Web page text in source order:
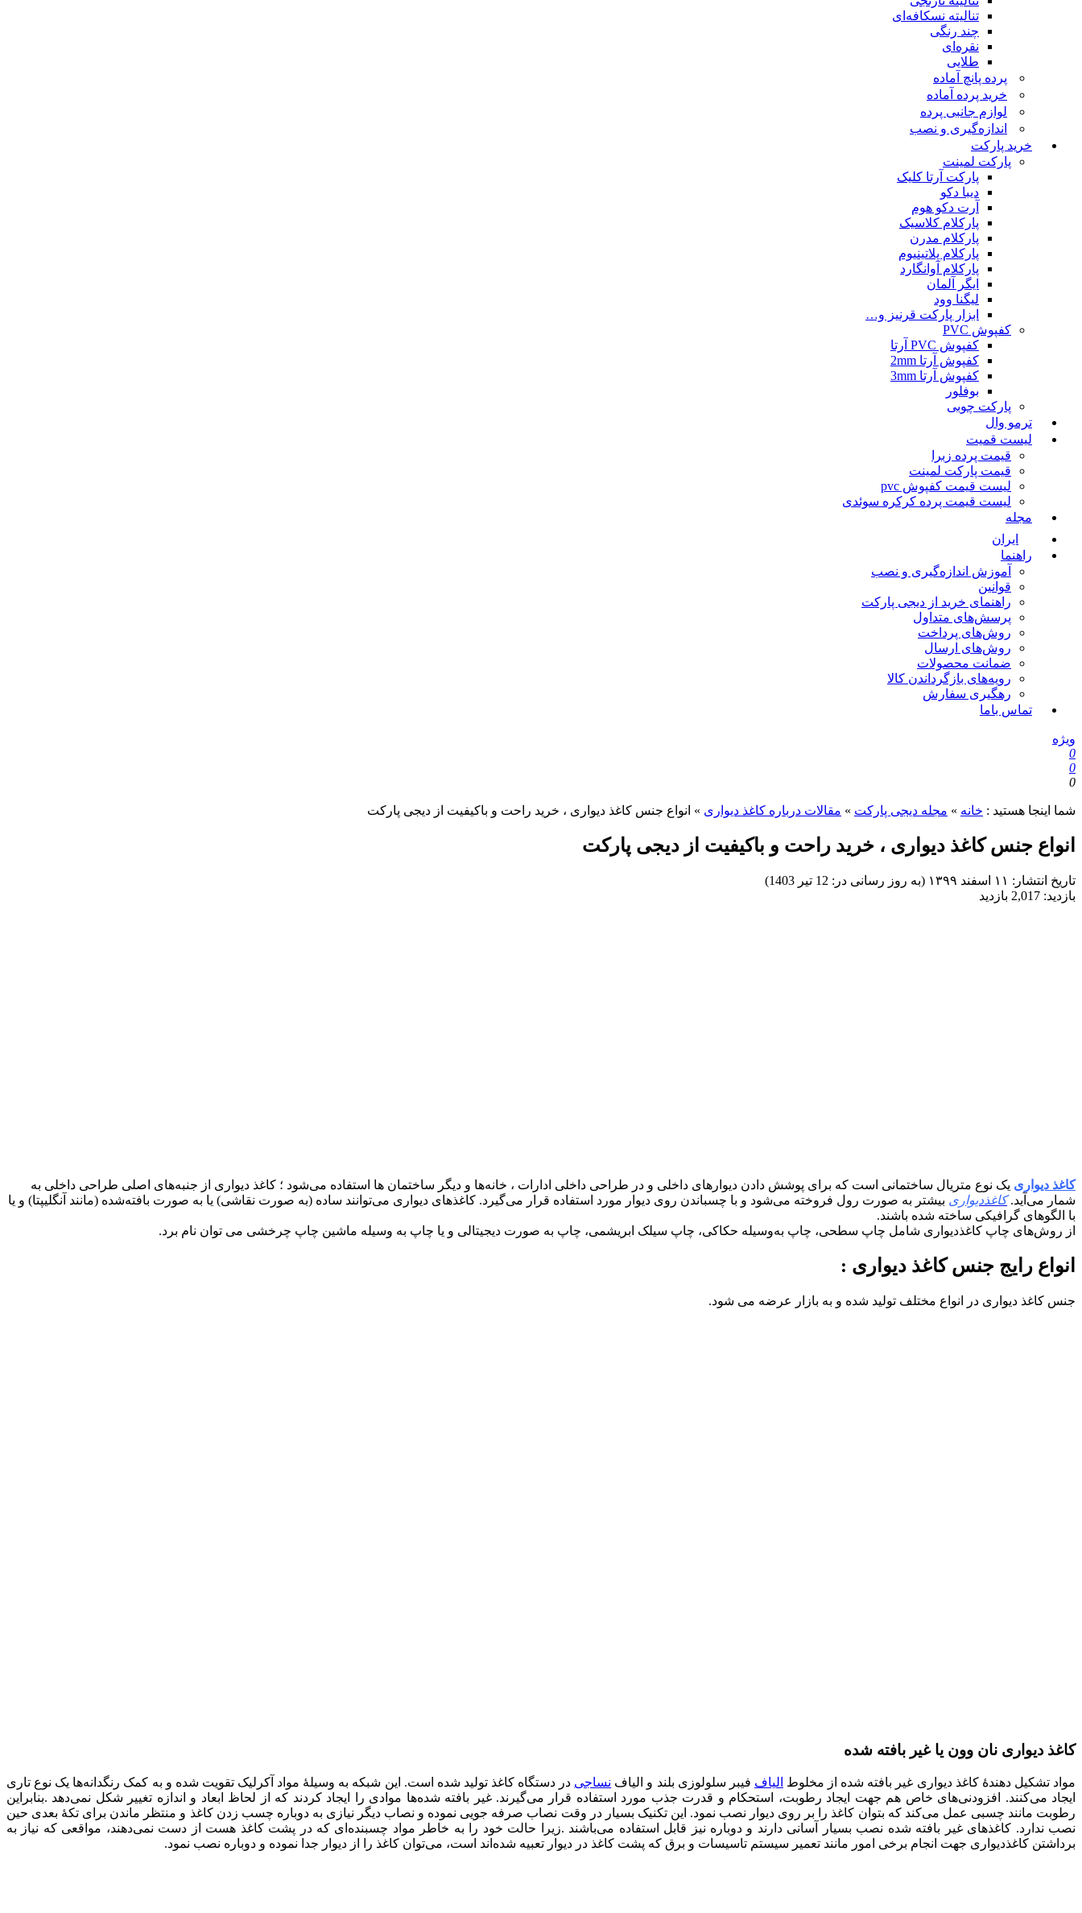
تنالیته نسکافه‌ای
چند رنگی
نقره‌ای
طلایی
پرده پانچ آماده
خرید پرده آماده
لوازم جانبی پرده
اندازه‌گیری و نصب
خرید پارکت
پارکت لمینت
پارکت آرتا کلیک
دیبا دکو
آرت دکو هوم
پارکلام کلاسیک
پارکلام مدرن
پارکلام پلاتینیوم
پارکلام آوانگارد
ایگر آلمان
لیگنا وود
ابزار پارکت قرنیز و…
کفپوش PVC
کفپوش PVC آرتا
کفپوش آرتا 2mm
کفپوش آرتا 3mm
بوفلور
پارکت چوبی
ترمو وال
لیست قمیت
قیمت پرده زبرا
قیمت پارکت لمینت
لیست قیمت کفپوش pvc
لیست قیمت پرده کرکره سوئدی
مجله
ایران
راهنما
آموزش اندازه‌گیری و نصب
قوانین
راهنمای خرید از دیجی پارکت
پرسش‌های متداول
روش‌های پرداخت
روش‌های ارسال
ضمانت محصولات
رویه‌های بازگرداندن کالا
رهگیری سفارش
تماس باما
ویژه
0
0
0
شما اینجا هستید : خانه » مجله دیجی پارکت » مقالات درباره کاغذ دیواری » انواع جنس کاغذ دیواری ، خرید راحت و باکیفیت از دیجی پارکت
انواع جنس کاغذ دیواری ، خرید راحت و باکیفیت از دیجی پارکت
تاریخ انتشار: ۱۱ اسفند ۱۳۹۹ (به روز رسانی در: 12 تیر 1403)
بازدید: 2,017 بازدید
کاغذ دیواری یک نوع متریال ساختمانی است که برای پوشش دادن دیوارهای داخلی و در طراحی داخلی ادارات ، خانه‌ها و دیگر ساختمان ها استفاده می‌شود ؛ کاغذ دیواری از جنبه‌های اصلی طراحی داخلی به
شمار می‌آید.کاغذدیواری بیشتر به صورت رول فروخته می‌شود و با چسباندن روی دیوار مورد استفاده قرار می‌گیرد. کاغذهای دیواری می‌توانند ساده (به صورت نقاشی) یا به صورت بافته‌شده (مانند آنگلیپتا) و یا
با الگوهای گرافیکی ساخته شده‌ باشند.
از روش‌های چاپ کاغذدیواری شامل چاپ سطحی، چاپ به‌وسیله حکاکی، چاپ سیلک ابریشمی، چاپ به صورت دیجیتالی و یا چاپ به وسیله ماشین چاپ چرخشی می توان نام برد.
انواع رایج جنس کاغذ دیواری :
جنس کاغذ دیواری در انواع مختلف تولید شده و به بازار عرضه می شود.
کاغذ دیواری نان وون یا غیر بافته شده
مواد تشکیل دهندهٔ کاغذ دیواری غیر بافته شده از مخلوط الیاف فیبر سلولوزی بلند و الیاف نساجی در دستگاه کاغذ تولید شده است. این شبکه به وسیلهٔ مواد آکرلیک تقویت شده و به کمک رنگدانه‌ها یک نوع تاری
ایجاد می‌کنند. افزودنی‌های خاص هم جهت ایجاد رطوبت، استحکام و قدرت جذب مورد استفاده قرار می‌گیرند. غیر بافته شده‌ها موادی را ایجاد کردند که از لحاظ ابعاد و اندازه تغییر شکل نمی‌دهد .بنابراین
رطوبت مانند چسبی عمل می‌کند که بتوان کاغذ را بر روی دیوار نصب نمود. این تکنیک بسیار در وقت نصاب صرفه جویی نموده و نصاب دیگر نیازی به دوباره چسب زدن کاغذ و منتظر ماندن برای تکهٔ بعدی حین
نصب ندارد. کاغذهای غیر بافته شده نصب بسیار آسانی دارند و دوباره نیز قابل استفاده می‌باشند .زیرا حالت خود را به خاطر مواد چسبنده‌ای که در پشت کاغذ هست از دست نمی‌دهند، مواقعی که نیاز به
برداشتن کاغذدیواری جهت انجام برخی امور مانند تعمیر سیستم تاسیسات و برق که پشت کاغذ در دیوار تعبیه شده‌اند است، می‌توان کاغذ را از دیوار جدا نموده و دوباره نصب نمود.